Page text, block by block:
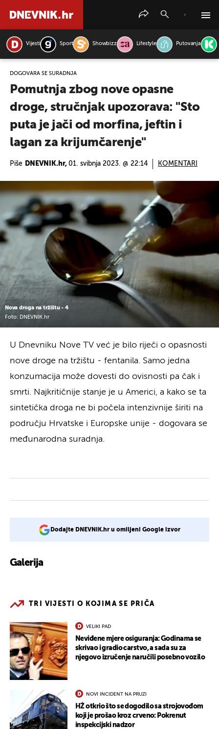
Vijesti Sport Showbizz Lifestyle Putovanja
DOGOVARA SE SURADNJA
Pomutnja zbog nove opasne
droge, stručnjak upozorava: "Sto
puta je jači od morfina, jeftin i
lagan za krijumčarenje"
Piše DNEVNIK.hr, 01. svibnja 2023. @ 22:14 KOMENTARI
Nova droga na tržištu - 4
Foto: DNEVNIK.hr
U Dnevniku Nove TV već je bilo riječi o opasnosti
nove droge na tržištu - fentanila. Samo jedna
konzumacija može dovesti do ovisnosti pa čak i
smrti. Najkritičnije stanje je u Americi, a kako se ta
sintetička droga ne bi počela intenzivnije širiti na
području Hrvatske i Europske unije - dogovara se
međunarodna suradnja.
Dodajte DNEVNIK.hr u omiljeni Google izvor
Galerija
TRI VIJESTI O KOJIMA SE PRIČA
VELIKI PAD
Neviđene mjere osiguranja: Godinama se
skrivao i gradio carstvo, a sada su za
njegovo izručenje naručili posebno vozilo
NOVI INCIDENT NA PRUZI
HŽ otkrio što se dogodilo sa strojovođom
koji je prošao kroz crveno: Pokrenut
inspekcijski nadzor
PRETRAŽITE VIJESTI